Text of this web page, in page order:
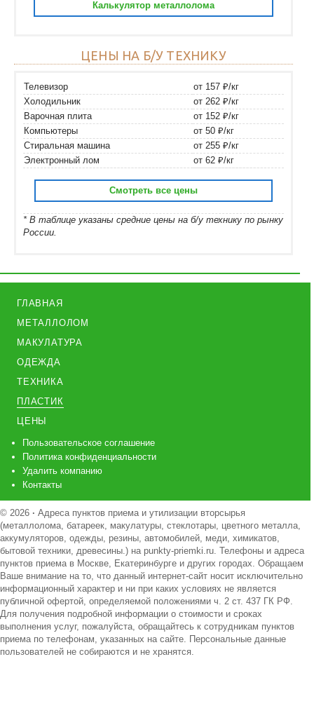
Калькулятор металлолома
ЦЕНЫ НА Б/У ТЕХНИКУ
Телевизор
от 157 ₽/кг
Холодильник
от 262 ₽/кг
Варочная плита
от 152 ₽/кг
Компьютеры
от 50 ₽/кг
Стиральная машина
от 255 ₽/кг
Электронный лом
от 62 ₽/кг
Смотреть все цены
* В таблице указаны средние цены на б/у технику по рынку
России.
ГЛАВНАЯ
МЕТАЛЛОЛОМ
МАКУЛАТУРА
ОДЕЖДА
ТЕХНИКА
ПЛАСТИК
ЦЕНЫ
Пользовательское соглашение
Политика конфиденциальности
Удалить компанию
Контакты
© 2026 · Адреса пунктов приема и утилизации вторсырья
(металлолома, батареек, макулатуры, стеклотары, цветного металла,
аккумуляторов, одежды, резины, автомобилей, меди, химикатов,
бытовой техники, древесины.) на punkty-priemki.ru. Телефоны и адреса
пунктов приема в Москве, Екатеринбурге и других городах. Обращаем
Ваше внимание на то, что данный интернет-сайт носит исключительно
информационный характер и ни при каких условиях не является
публичной офертой, определяемой положениями ч. 2 ст. 437 ГК РФ.
Для получения подробной информации о стоимости и сроках
выполнения услуг, пожалуйста, обращайтесь к сотрудникам пунктов
приема по телефонам, указанных на сайте. Персональные данные
пользователей не собираются и не хранятся.